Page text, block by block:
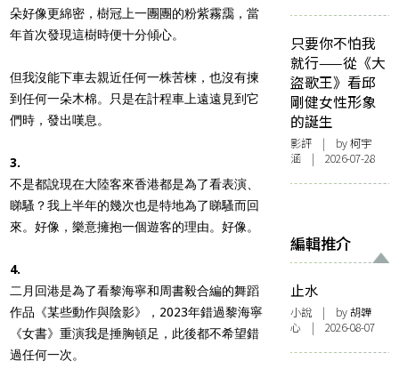
朵好像更綿密，樹冠上一團團的粉紫霧靄，當
年首次發現這樹時便十分傾心。
但我沒能下車去親近任何一株苦楝，也沒有揀
到任何一朵木棉。只是在計程車上遠遠見到它
們時，發出嘆息。
3.
不是都說現在大陸客來香港都是為了看表演、
睇騷？我上半年的幾次也是特地為了睇騷而回
來。好像，樂意擁抱一個遊客的理由。好像。
4.
二月回港是為了看黎海寧和周書毅合編的舞蹈
作品《某些動作與陰影》，2023年錯過黎海寧
《女書》重演我是捶胸頓足，此後都不希望錯
過任何一次。
只要你不怕我
就行——從《大
盜歌王》看邱
剛健女性形象
的誕生
影評 | by 柯宇
涵 | 2026-07-28
編輯推介
止水
小說 | by 胡韡
心 | 2026-08-07